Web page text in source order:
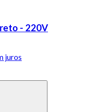
- 220V
juros